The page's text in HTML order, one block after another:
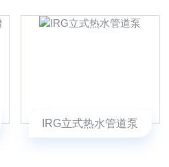
IRG立式热水管道泵